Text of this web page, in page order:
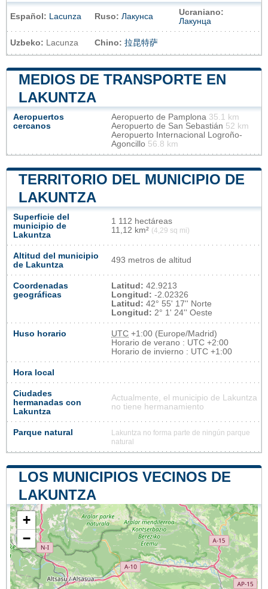
Español: Lacunza Ruso: Лакунса
Ucraniano:
Лакунца
Uzbeko: Lacunza Chino: 拉昆特萨
MEDIOS DE TRANSPORTE EN
LAKUNTZA
Aeropuertos
cercanos
Aeropuerto de Pamplona 35.1 km
Aeropuerto de San Sebastián 52 km
Aeropuerto Internacional Logroño-
Agoncillo 56.8 km
TERRITORIO DEL MUNICIPIO DE
LAKUNTZA
Superficie del
municipio de
Lakuntza
1 112 hectáreas
11,12 km² (4,29 sq mi)
Altitud del municipio
de Lakuntza
493 metros de altitud
Coordenadas
geográficas
Latitud: 42.9213
Longitud: -2.02326
Latitud: 42° 55' 17'' Norte
Longitud: 2° 1' 24'' Oeste
Huso horario UTC +1:00 (Europe/Madrid)
Horario de verano : UTC +2:00
Horario de invierno : UTC +1:00
Hora local
Ciudades
hermanadas con
Lakuntza
Actualmente, el municipio de Lakuntza
no tiene hermanamiento
Parque natural
Lakuntza no forma parte de ningún parque
natural
LOS MUNICIPIOS VECINOS DE
LAKUNTZA
+
−